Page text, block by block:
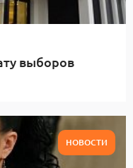
выборов
НОВОСТИ